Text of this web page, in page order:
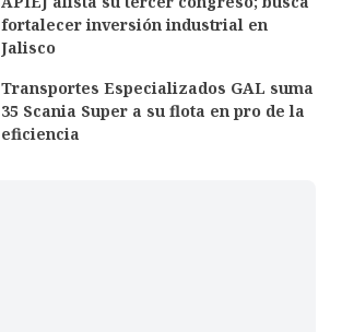
fortalecer inversión industrial en
Jalisco
Transportes Especializados GAL suma
35 Scania Super a su flota en pro de la
eficiencia